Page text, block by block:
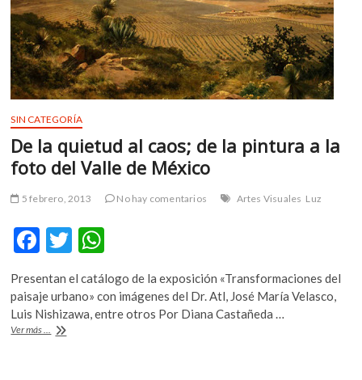
SIN CATEGORÍA
De la quietud al caos; de la pintura a la
foto del Valle de México
5 febrero, 2013 No hay comentarios Artes Visuales Luz
F
ac
e
b
o
T
w
itt
er
h
at
s
Presentan el catálogo de la exposición «Transformaciones del
paisaje urbano» con imágenes del Dr. Atl, José María Velasco,
Luis Nishizawa, entre otros Por Diana Castañeda …
Ver más ... De